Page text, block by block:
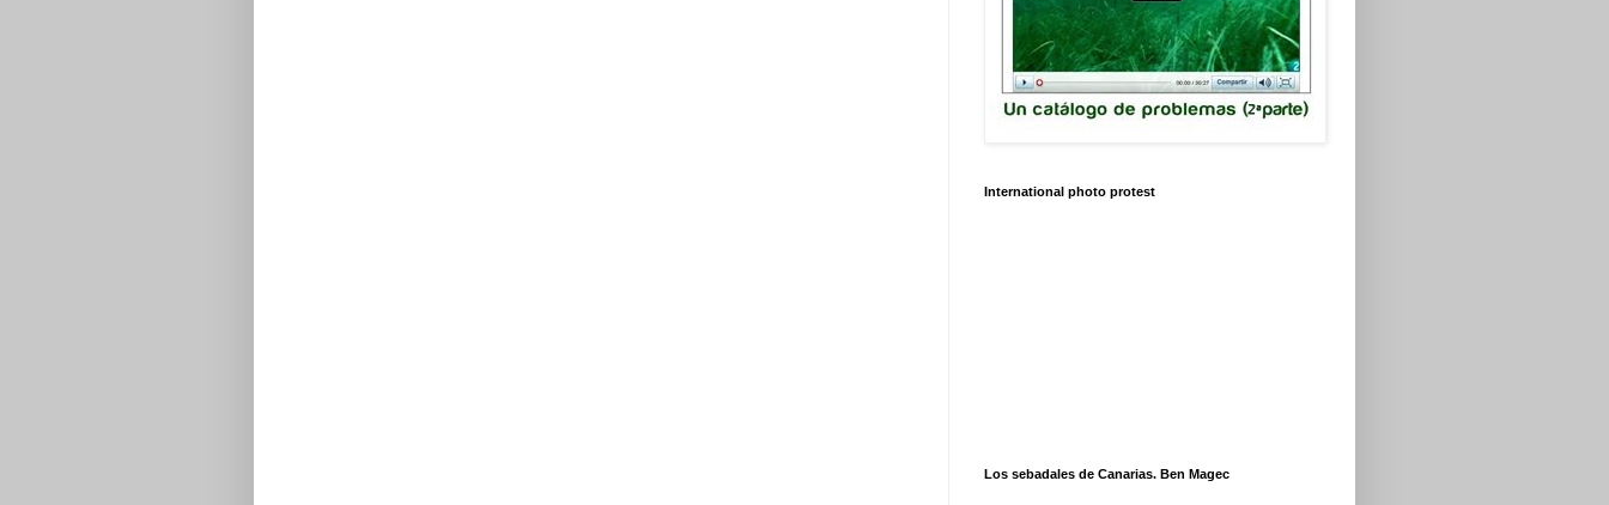
International photo protest
Los sebadales de Canarias. Ben Magec